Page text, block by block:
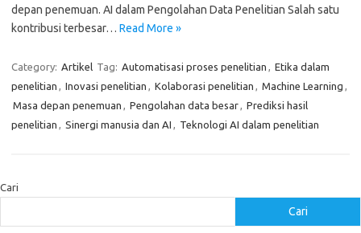
depan penemuan. AI dalam Pengolahan Data Penelitian Salah satu
kontribusi terbesar… Read More »
Category: Artikel Tag: Automatisasi proses penelitian , Etika dalam
penelitian , Inovasi penelitian , Kolaborasi penelitian , Machine Learning ,
Masa depan penemuan , Pengolahan data besar, Prediksi hasil
penelitian , Sinergi manusia dan AI , Teknologi AI dalam penelitian
Cari
Cari